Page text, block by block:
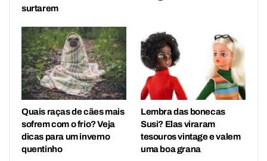
surtarem
Quais raças de cães mais
sofrem com o frio? Veja
dicas para um inverno
quentinho
Lembra das bonecas
Susi? Elas viraram
tesouros vintage e valem
uma boa grana